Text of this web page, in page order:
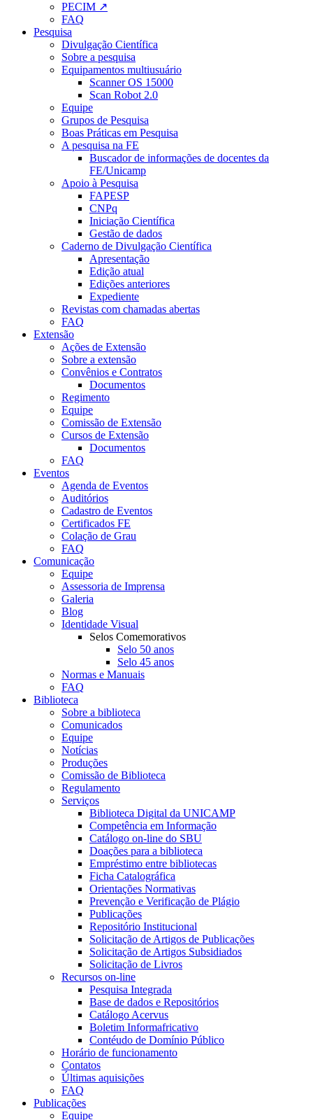
PECIM ↗
FAQ
Pesquisa
Divulgação Científica
Sobre a pesquisa
Equipamentos multiusuário
Scanner OS 15000
Scan Robot 2.0
Equipe
Grupos de Pesquisa
Boas Práticas em Pesquisa
A pesquisa na FE
Buscador de informações de docentes da
FE/Unicamp
Apoio à Pesquisa
FAPESP
CNPq
Iniciação Científica
Gestão de dados
Caderno de Divulgação Científica
Apresentação
Edição atual
Edições anteriores
Expediente
Revistas com chamadas abertas
FAQ
Extensão
Ações de Extensão
Sobre a extensão
Convênios e Contratos
Documentos
Regimento
Equipe
Comissão de Extensão
Cursos de Extensão
Documentos
FAQ
Eventos
Agenda de Eventos
Auditórios
Cadastro de Eventos
Certificados FE
Colação de Grau
FAQ
Comunicação
Equipe
Assessoria de Imprensa
Galeria
Blog
Identidade Visual
Selos Comemorativos
Selo 50 anos
Selo 45 anos
Normas e Manuais
FAQ
Biblioteca
Sobre a biblioteca
Comunicados
Equipe
Notícias
Produções
Comissão de Biblioteca
Regulamento
Serviços
Biblioteca Digital da UNICAMP
Competência em Informação
Catálogo on-line do SBU
Doações para a biblioteca
Empréstimo entre bibliotecas
Ficha Catalográfica
Orientações Normativas
Prevenção e Verificação de Plágio
Publicações
Repositório Institucional
Solicitação de Artigos de Publicações
Solicitação de Artigos Subsidiados
Solicitação de Livros
Recursos on-line
Pesquisa Integrada
Base de dados e Repositórios
Catálogo Acervus
Boletim Informafricativo
Contéudo de Domínio Público
Horário de funcionamento
Contatos
Últimas aquisições
FAQ
Publicações
Equipe